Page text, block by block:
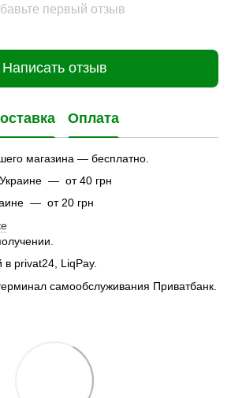
первый отзыв
Написать отзыв
Оплата
магазина — бесплатно.
— от 40 грн
— от 20 грн
в privat24, LiqPay.
самообслуживания Приватбанк.